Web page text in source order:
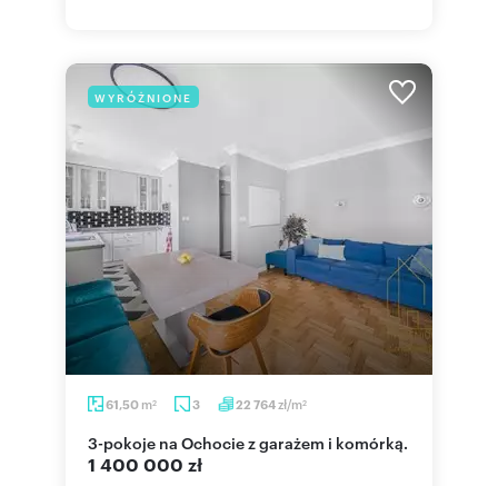
WYRÓŻNIONE
61,50 m2 3 22 764zł/m2
3-pokoje na Ochocie z garażem i komórką.
1 400 000 zł